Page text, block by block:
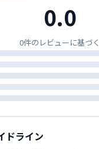
0.0
0件のレビューに基づく
ドライン